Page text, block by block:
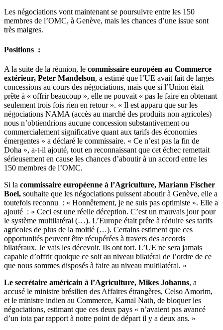
Les négociations vont maintenant se poursuivre entre les 150
membres de l’OMC, à Genève, mais les chances d’une issue sont
très maigres.
Positions :
A la suite de la réunion, le commissaire européen au Commerce
extérieur, Peter Mandelson, a estimé que l’UE avait fait de larges
concessions au cours des négociations, mais que si l’Union était
prête à « offrir beaucoup », elle ne pouvait « pas le faire en obtenant
seulement trois fois rien en retour ». « Il est apparu que sur les
négociations NAMA (accès au marché des produits non agricoles)
nous n’obtiendrions aucune concession substantivement ou
commercialement significative quant aux tarifs des économies
émergentes » a déclaré le commissaire. « Ce n’est pas la fin de
Doha », a-t-il ajouté, tout en reconnaissant que cet échec remettait
sérieusement en cause les chances d’aboutir à un accord entre les
150 membres de l’OMC.
Si la commissaire européenne à l’Agriculture, Mariann Fischer
Boel, souhaite que les négociations puissent aboutir à Genève, elle a
toutefois reconnu : « Honnêtement, je ne suis pas optimiste ». Elle a
ajouté : « Ceci est une réelle déception. C’est un mauvais jour pour
le système multilatéral (…). L’Europe était prête à réduire ses tarifs
agricoles de plus de la moitié (…). Certains estiment que ces
opportunités peuvent être récupérées à travers des accords
bilatéraux. Je vais les décevoir. Ils ont tort. L’UE ne sera jamais
capable d’offrir quoique ce soit au niveau bilatéral de l’ordre de ce
que nous sommes disposés à faire au niveau multilatéral. »
Le secrétaire américain à l’Agriculture, Mikes Johanns, a
accusé le ministre brésilien des Affaires étrangères, Celso Amorim,
et le ministre indien au Commerce, Kamal Nath, de bloquer les
négociations, estimant que ces deux pays « n’avaient pas avancé
d’un iota par rapport à notre point de départ il y a deux ans. »